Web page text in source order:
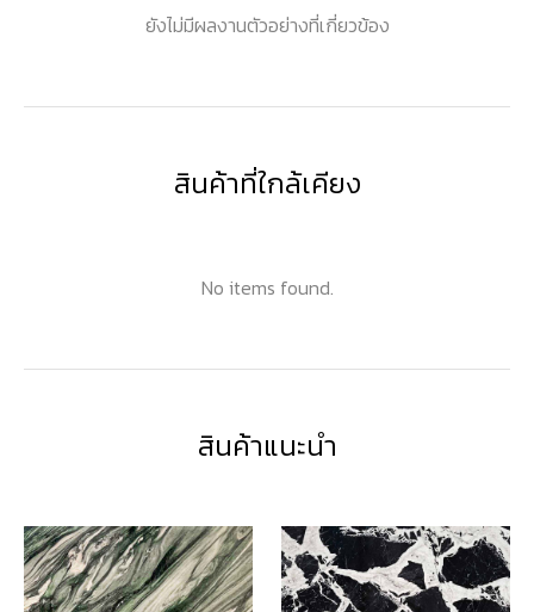
ยังไม่มีผลงานตัวอย่างที่เกี่ยวข้อง
สินค้าที่ใกล้เคียง
No items found.
สินค้าแนะนำ